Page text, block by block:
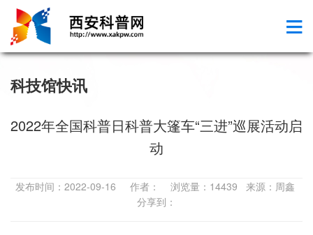
科技馆快讯
2022年全国科普日科普大篷车“三进”巡展活动启
动
发布时间：2022-09-16 作者： 浏览量：14439 来源：周鑫
分享到：